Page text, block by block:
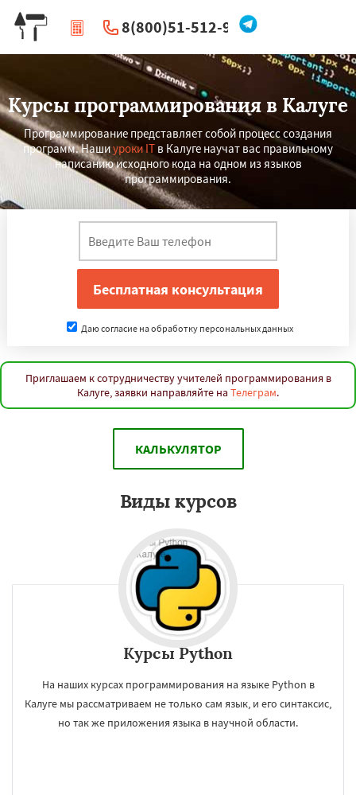
8(800)51-512-96
| Перезвоните мне
Курсы программирования в Калуге
Программирование представляет собой процесс создания
программ. Нашиуроки IT в Калуге научат вас правильному
написанию исходного кода на одном из языков
программирования.
Даю согласие на обработку персональных данных
Приглашаем к сотрудничеству учителей программирования в
Калуге, заявки направляйте на Телеграм.
КАЛЬКУЛЯТОР
Виды курсов
Курсы Python
На наших курсах программирования на языке Python в
Калуге мы рассматриваем не только сам язык, и его синтаксис,
но так же приложения языка в научной области.